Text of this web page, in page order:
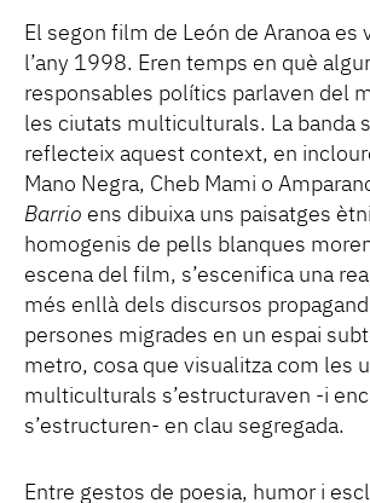
El segon film de León de Aranoa es
l’any 1998. Eren temps en què
responsables polítics parlaven del
les ciutats multiculturals. La banda
reflecteix aquest context, en
Mano Negra, Cheb Mami o
Barrio ens dibuixa uns paisatges
homogenis de pells blanques
escena del film, s’escenifica una
més enllà dels discursos
persones migrades en un espai
metro, cosa que visualitza com les
multiculturals s’estructuraven -i
s’estructuren- en clau segregada.
Entre gestos de poesia, humor i